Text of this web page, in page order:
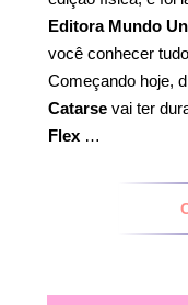
Editora Mundo
você conhecer
Começando hoje,
Catarse vai ter
Flex …